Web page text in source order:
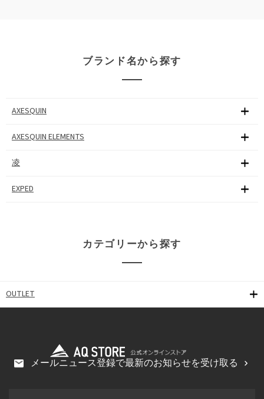
ブランド名から探す
AXESQUIN
AXESQUIN ELEMENTS
凌
EXPED
カテゴリーから探す
OUTLET
メールニュース登録で最新のお知らせを受け取る